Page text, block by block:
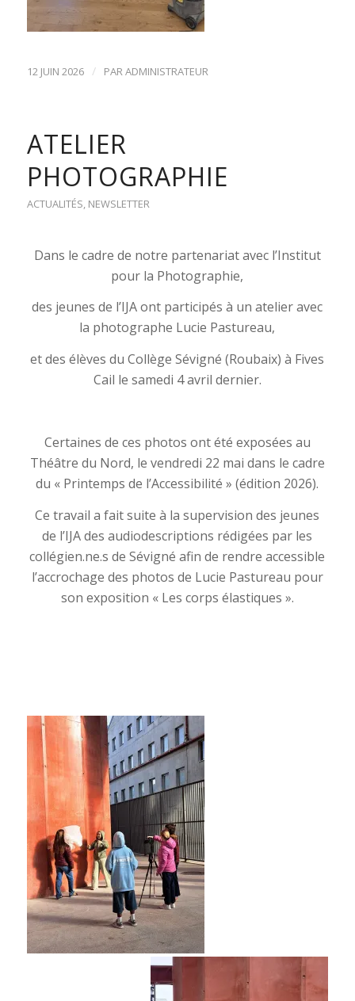
12 JUIN 2026 / PARADMINISTRATEUR
ATELIER
PHOTOGRAPHIE
ACTUALITÉS, NEWSLETTER
Dans le cadre de notre partenariat avec l’Institut
pour la Photographie,
des jeunes de l’IJA ont participés à un atelier avec
la photographe Lucie Pastureau,
et des élèves du Collège Sévigné (Roubaix) à Fives
Cail le samedi 4 avril dernier.
Certaines de ces photos ont été exposées au
Théâtre du Nord, le vendredi 22 mai dans le cadre
du « Printemps de l’Accessibilité » (édition 2026).
Ce travail a fait suite à la supervision des jeunes
de l’IJA des audiodescriptions rédigées par les
collégien.ne.s de Sévigné afin de rendre accessible
l’accrochage des photos de Lucie Pastureau pour
son exposition « Les corps élastiques ».